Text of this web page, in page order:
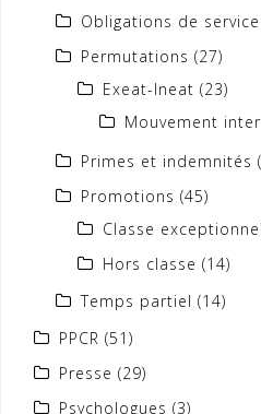
Obligations de service
Permutations (27)
Exeat-Ineat (23)
Mouvement
Primes et indemnités
Promotions (45)
Classe
Hors classe (14)
Temps partiel (14)
PPCR (51)
Presse (29)
Psychologues (3)